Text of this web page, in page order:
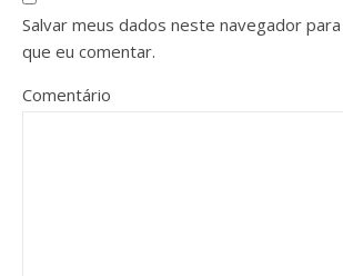
Salvar meus dados neste navegador
que eu comentar.
Comentário